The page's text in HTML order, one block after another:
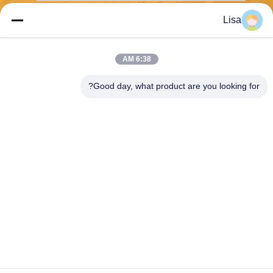
Lisa
6:38 AM
Good day, what product are you looking for?